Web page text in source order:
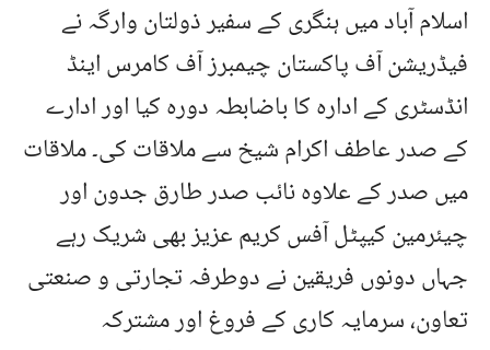
اسلام آباد میں ہنگری کے سفیر ذولتان وارگہ نے
فیڈریشن آف پاکستان چیمبرز آف کامرس اینڈ
انڈسٹری کے ادارہ کا باضابطہ دورہ کیا اور ادارے
کے صدر عاطف اکرام شیخ سے ملاقات کی۔ ملاقات
میں صدر کے علاوہ نائب صدر طارق جدون اور
چیئرمین کیپٹل آفس کریم عزیز بھی شریک رہے
جہاں دونوں فریقین نے دوطرفہ تجارتی و صنعتی
تعاون، سرمایہ کاری کے فروغ اور مشترکہ